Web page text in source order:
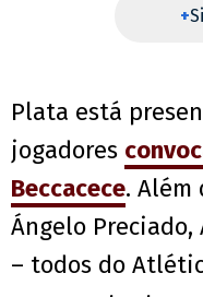
+
Plata está
jogadores
Beccacece.
Ángelo Preciado,
– todos do